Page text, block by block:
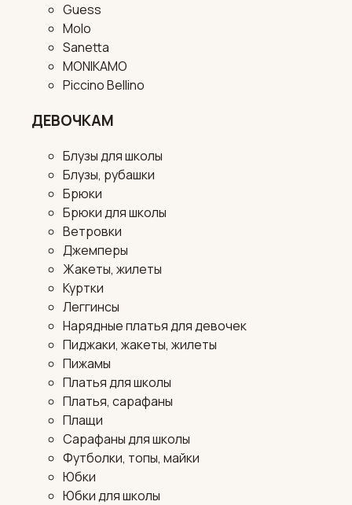
Guess
Molo
Sanetta
MONIKAMO
Piccino Bellino
ДЕВОЧКАМ
Блузы для школы
Блузы, рубашки
Брюки
Брюки для школы
Ветровки
Джемперы
Жакеты, жилеты
Куртки
Леггинсы
Нарядные платья для девочек
Пиджаки, жакеты, жилеты
Пижамы
Платья для школы
Платья, сарафаны
Плащи
Сарафаны для школы
Футболки, топы, майки
Юбки
Юбки для школы